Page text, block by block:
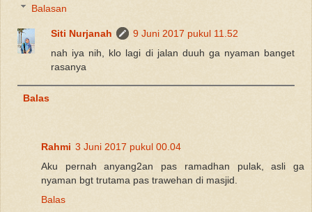
Balasan
Siti Nurjanah
9 Juni 2017 pukul 11.52
nah iya nih, klo lagi di jalan duuh ga nyaman banget
rasanya
Balas
Rahmi 3 Juni 2017 pukul 00.04
Aku pernah anyang2an pas ramadhan pulak, asli ga
nyaman bgt trutama pas trawehan di masjid.
Balas